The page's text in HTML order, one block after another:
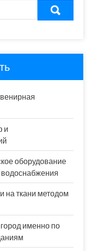
и
оборудование
на ткани методом
именно по